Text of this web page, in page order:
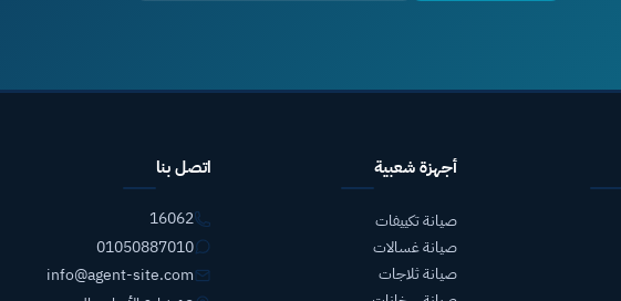
أجهزة شعبية
صيانة تكييفات
صيانة غسالات
صيانة ثلاجات
اتصل بنا
16062
01050887010
info@agent-site.com